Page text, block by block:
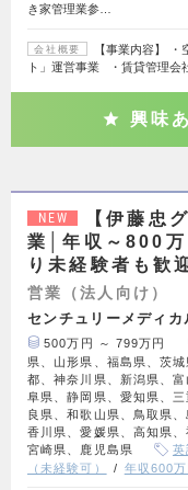
き家管理業参…
会社概要
【事業内容】
ト」運営事業 ・賃貸管理会
興味
NEW
【伊藤忠
業│年収～800
り未経験者も歓
営業（法人向け）
センチュリーメディカ
500万円 ～ 799万円
県、山形県、福島県、茨
都、神奈川県、新潟県、
阜県、静岡県、愛知県、
良県、和歌山県、鳥取県
香川県、愛媛県、高知県
宮崎県、鹿児島県
英
（未経験可）
年収600万